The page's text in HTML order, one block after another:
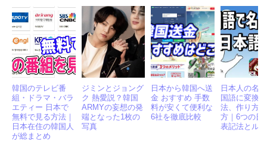
韓国のテレビ番
組・ドラマ・バラ
エティー 日本で
無料で見る方法｜
日本在住の韓国人
が総まとめ
ジミンとジョング
ク 熱愛説？韓国
ARMYの妄想の発
端となった1枚の
写真
日本から韓国へ送
金 おすすめ 手数
料が安くて便利な
6社を徹底比較
日本人の名
国語に変換
法、作り方
方｜6つの日
表記法とル